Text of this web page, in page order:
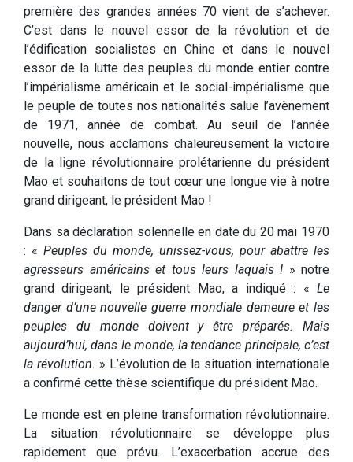
première des grandes années 70 vient de s’achever.
C’est dans le nouvel essor de la révolution et de
l’édification socialistes en Chine et dans le nouvel
essor de la lutte des peuples du monde entier contre
l’impérialisme américain et le social-impérialisme que
le peuple de toutes nos nationalités salue l’avènement
de 1971, année de combat. Au seuil de l’année
nouvelle, nous acclamons chaleureusement la victoire
de la ligne révolutionnaire prolétarienne du président
Mao et souhaitons de tout cœur une longue vie à notre
grand dirigeant, le président Mao !
Dans sa déclaration solennelle en date du 20 mai 1970
: « Peuples du monde, unissez-vous, pour abattre les
agresseurs américains et tous leurs laquais ! » notre
grand dirigeant, le président Mao, a indiqué : « Le
danger d’une nouvelle guerre mondiale demeure et les
peuples du monde doivent y être préparés. Mais
aujourd’hui, dans le monde, la tendance principale, c’est
la révolution. » L’évolution de la situation internationale
a confirmé cette thèse scientifique du président Mao.
Le monde est en pleine transformation révolutionnaire.
La situation révolutionnaire se développe plus
rapidement que prévu. L’exacerbation accrue des